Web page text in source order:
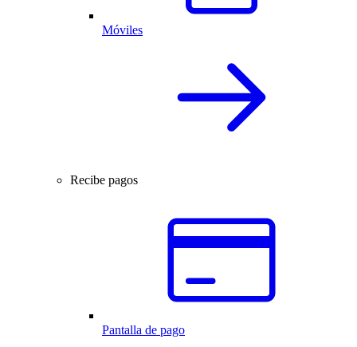
Móviles
Recibe pagos
Pantalla de pago